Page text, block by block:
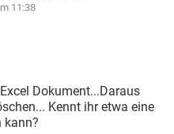
HARDWARE
IOS
HARDWARE
TIKTOK
HARDWARE
11:38
Dokument...Daraus
Kennt ihr etwa eine
kann?